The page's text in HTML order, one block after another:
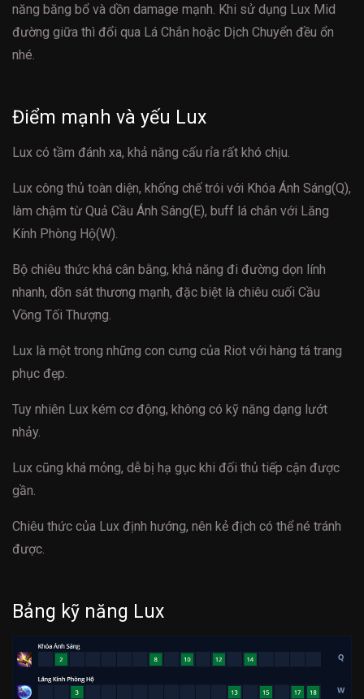
năng băng bổ và dồn damage mạnh. Khi sử dụng Lux Mid
đường giữa thì đổi qua Lá Chắn hoặc Dịch Chuyển đều ổn
nhé.
Điểm mạnh và yếu Lux
Lux có tầm đánh xa, khả năng cấu rỉa rất khó chịu.
Lux công thủ toàn diện, khống chế trói với Khóa Ánh Sáng(Q),
làm chậm từ Quả Cầu Ánh Sáng(E), buff lá chắn với Lăng
Kính Phòng Hộ(W).
Bộ chiêu thức khá cân bằng, khả năng đi đường dọn lính
nhanh, dồn sát thương mạnh, đặc biệt là chiêu cuối Cầu
Vồng Tối Thượng.
Lux là một trong những con cưng của Riot với hàng tá trang
phục đẹp.
Tuy nhiên Lux kém cơ động, không có kỹ năng dạng lướt
nhảy.
Lux cũng khá mỏng, dễ bị hạ gục khi đối thủ tiếp cận được
gần.
Chiêu thức của Lux định hướng, nên kẻ địch có thể né tránh
được.
Bảng kỹ năng Lux